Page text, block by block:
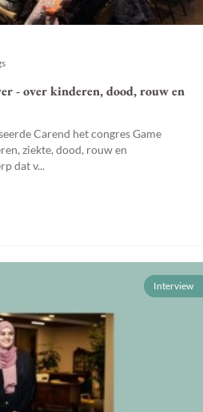
- over kinderen, dood, rouw en
Carend het congres Game
ziekte, dood, rouw en
dat v...
Interview